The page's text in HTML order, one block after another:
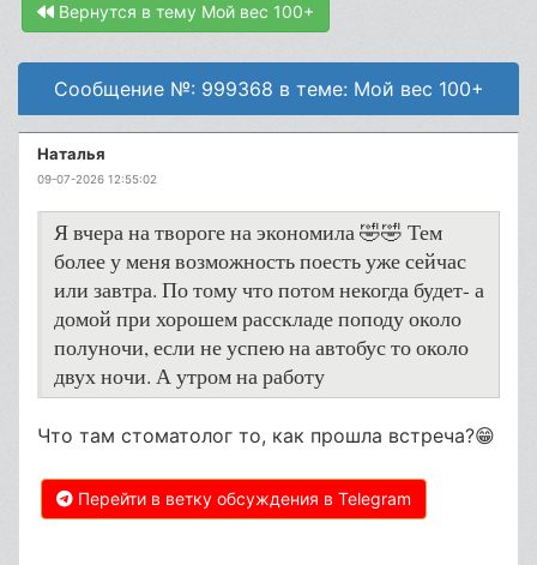
Вернутся в тему Мой вес 100+
Сообщение №: 999368 в теме: Мой вес 100+
Наталья
09-07-2026 12:55:02
Я вчера на твороге на экономила 🤣🤣 Тем
более у меня возможность поесть уже сейчас
или завтра. По тому что потом некогда будет- а
домой при хорошем расскладе поподу около
полуночи, если не успею на автобус то около
двух ночи. А утром на работу
Что там стоматолог то, как прошла встреча?😁
Перейти в ветку обсуждения в Telegram